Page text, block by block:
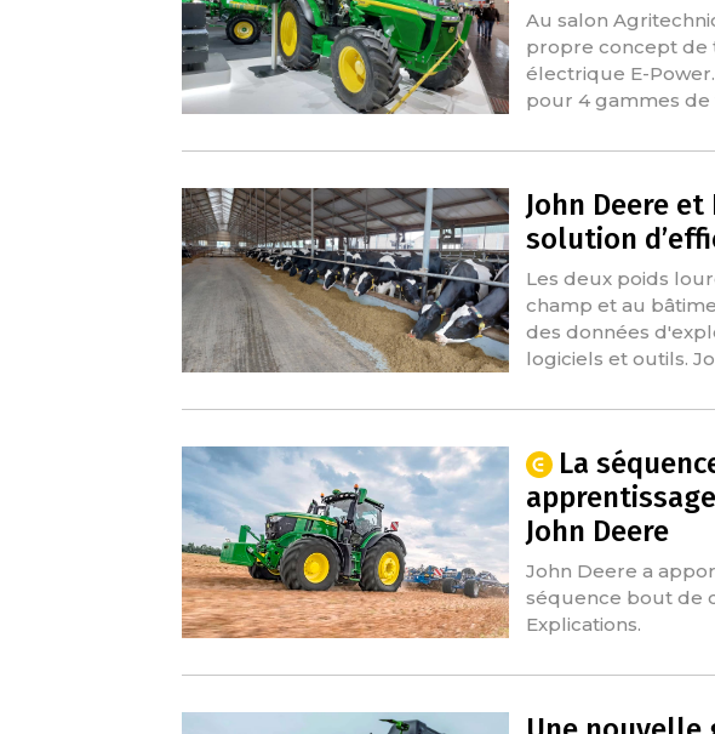
Au salon
propre concept de
électrique E-
pour 4 gammes de
John Deere
solution
Les deux poids
champ et au
des données
logiciels et outils.
La
John Deere
John Deere a
séquence bout de
Explications.